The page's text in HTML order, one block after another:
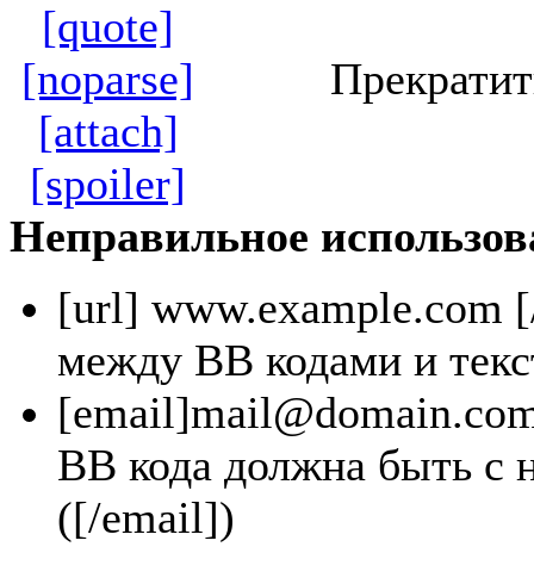
[quote]
[noparse]
[attach]
[spoiler]
Неправильное
[url] www.example.com
между BB кодами и
[email]
BB кода должна быть с
([/email])